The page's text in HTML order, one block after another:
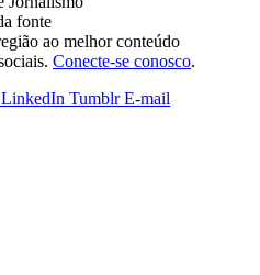
fonte
ao melhor conteúdo
Conecte-se conosco.
LinkedIn Tumblr E-mail